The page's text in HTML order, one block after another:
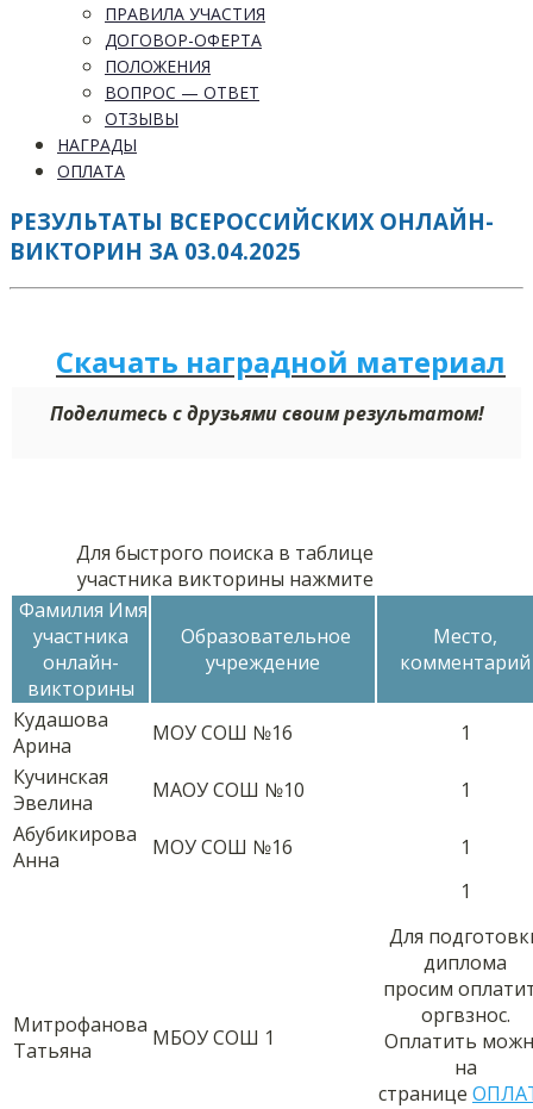
ПРАВИЛА УЧАСТИЯ
ДОГОВОР-ОФЕРТА
ПОЛОЖЕНИЯ
ВОПРОС — ОТВЕТ
ОТЗЫВЫ
НАГРАДЫ
ОПЛАТА
РЕЗУЛЬТАТЫ ВСЕРОССИЙСКИХ ОНЛАЙН-
ВИКТОРИН ЗА 03.04.2025
Скачать наградной материал
Поделитесь с друзьями своим результатом!
Для быстрого поиска в таблице
участника викторины нажмите
Фамилия Имя
участника
онлайн-
викторины
Образовательное
учреждение
Место,
комментарий
Кудашова
Арина
МОУ СОШ №16
1
Кучинская
Эвелина
МАОУ СОШ №10
1
Абубикирова
Анна
МОУ СОШ №16 1
Митрофанова
Татьяна
МБОУ СОШ 1
1
Для
диплома
просим
оргвзнос.
Оплатить
на
странице